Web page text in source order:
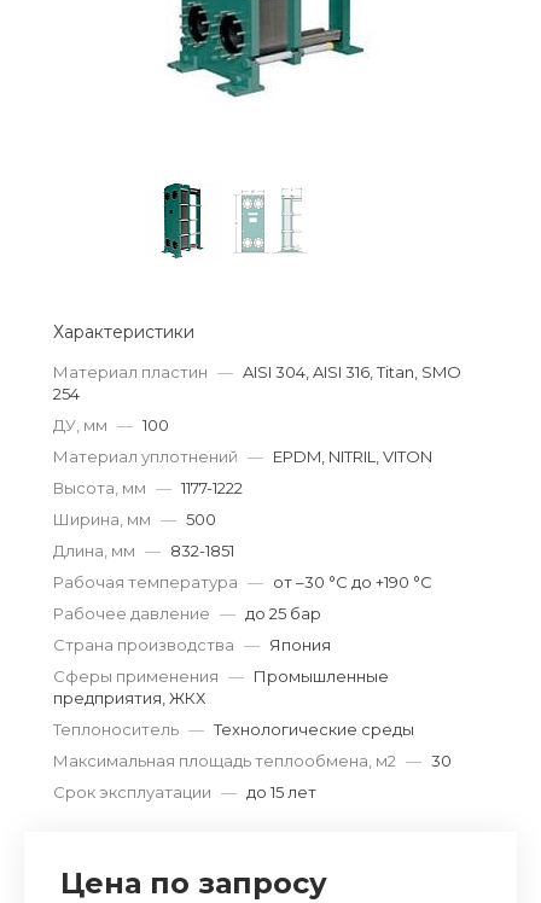
Характеристики
Материал пластин — AISI 304, AISI 316, Titan, SMO
254
ДУ, мм — 100
Материал уплотнений — EPDM, NITRIL, VITON
Высота, мм — 1177-1222
Ширина, мм — 500
Длина, мм — 832-1851
Рабочая температура — от –30 °С до +190 °С
Рабочее давление — до 25 бар
Страна производства — Япония
Сферы применения — Промышленные
предприятия, ЖКХ
Теплоноситель — Технологические среды
Максимальная площадь теплообмена, м2 — 30
Срок эксплуатации — до 15 лет
Цена по запросу